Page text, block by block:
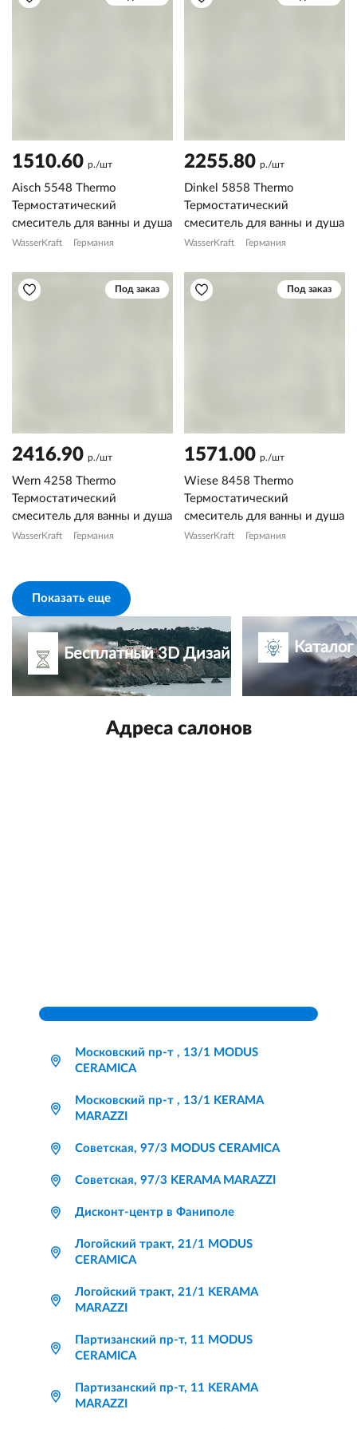
1510.60 р./шт
Aisch 5548 Thermo
Термостатический
смеситель для ванны и душа
WasserKraft Германия
2255.80 р./шт
Dinkel 5858 Thermo
Термостатический
смеситель для ванны и душа
WasserKraft Германия
Под заказ
2416.90 р./шт
Wern 4258 Thermo
Термостатический
смеситель для ванны и душа
WasserKraft Германия
Под заказ
1571.00 р./шт
Wiese 8458 Thermo
Термостатический
смеситель для ванны и душа
WasserKraft Германия
Показать еще
Бесплатный 3D Дизайн-проект
Адреса салонов
Московский пр-т , 13/1 MODUS
CERAMICA
Московский пр-т , 13/1 KERAMA
MARAZZI
Советская, 97/3 MODUS CERAMICA
Советская, 97/3 KERAMA MARAZZI
Дисконт-центр в Фаниполе
Логойский тракт, 21/1 MODUS
CERAMICA
Логойский тракт, 21/1 KERAMA
MARAZZI
Партизанский пр-т, 11 MODUS
CERAMICA
Партизанский пр-т, 11 KERAMA
MARAZZI